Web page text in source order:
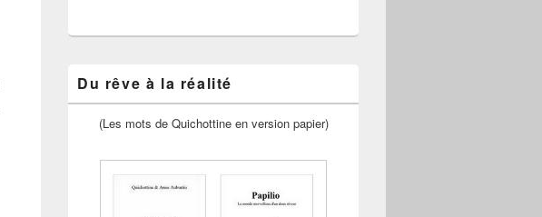
Du rêve à la réalité
(Les mots de Quichottine en version papier)